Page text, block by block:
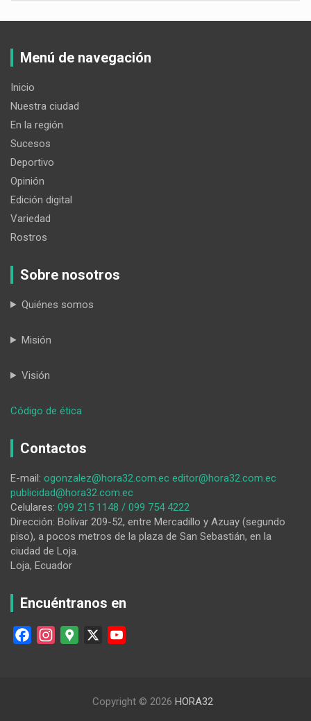
Menú de navegación
Inicio
Nuestra ciudad
En la región
Sucesos
Deportivo
Opinión
Edición digital
Variedad
Rostros
Sobre nosotros
Quiénes somos
Misión
Visión
Código de ética
candidatos
Contactos
E-mail: ogonzalez@hora32.com.ec editor@hora32.com.ec
publicidad@hora32.com.ec
Celulares: 099 215 1148 / 099 754 4222
Dirección: Bolívar 209-52, entre Mercadillo y Azuay (segundo
piso), a pocos metros de la plaza de San Sebastián, en la
ciudad de Loja.
Loja, Ecuador
Encuéntranos en
u
Copyright © 2026 HORA32